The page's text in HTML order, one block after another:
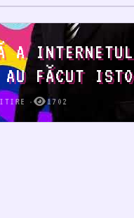
A
FĂCUT
1702